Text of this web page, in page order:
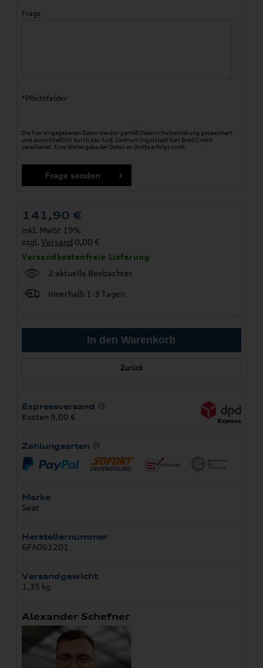
Frage
*Pflichtfelder
Die hier eingegebenen Daten werden gemäß Datenschutzerklärung gespeichert
und ausschließlich durch das Audi Zentrum Ingolstadt Karl Brod GmbH
verarbeitet. Eine Weitergabe der Daten an Dritte erfolgt nicht.
141,90 €
inkl. MwSt 19%
zzgl.Versand 0,00 €
Versandkostenfreie Lieferung
2 aktuelle Beobachter
innerhalb 1-3 Tagen
Zurück
Expressversand
Kosten 9,00 €
Zahlungsarten
Marke
Seat
Herstellernummer
6FA061201
Versandgewicht
1,35 kg
Alexander Schefner